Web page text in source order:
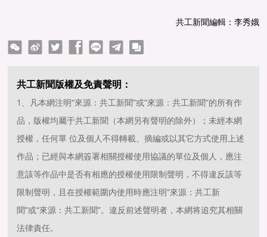
共工新聞編輯：李秀娥
linetelegram copy
共工新聞版權及免責聲明：
1、凡本網注明“來源：共工新聞”或“來源：共工新聞”的所有作
品，版權均屬于共工新聞（本網另有聲明的除外）；未經本網
授權，任何單 位及個人不得轉載、摘編或以其它方式使用上述
作品；已經與本網簽署相關授權使用協議的單位及個人，應注
意該等作品中是否有相應的授權使用限制聲明，不得違反該等
限制聲明，且在授權範圍内使用時應注明“來源：共工新
聞”或“來源：共工新聞”。違反前述聲明者，本網将追究其相關
法律責任。